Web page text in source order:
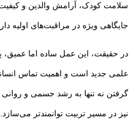
سلامت کودک، آرامش والدین و کیفیت
جایگاهی ویژه در مراقبت‌های اولیه
در حقیقت، این عمل ساده اما عمیق،
علمی جدید است و اهمیت تماس
گرفتن نه تنها به رشد جسمی و
نیز در مسیر تربیت توانمندتر می‌سازد.